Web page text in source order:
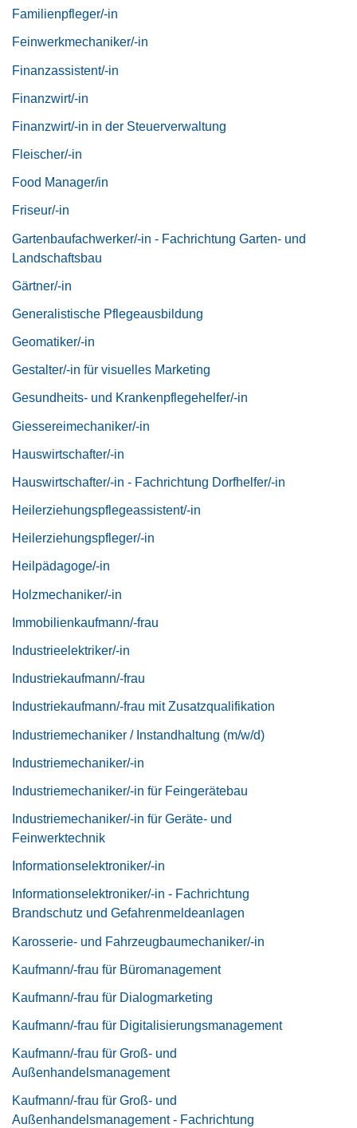
Familienpfleger/-in
Feinwerkmechaniker/-in
Finanzassistent/-in
Finanzwirt/-in
Finanzwirt/-in in der Steuerverwaltung
Fleischer/-in
Food Manager/in
Friseur/-in
Gartenbaufachwerker/-in - Fachrichtung Garten- und
Landschaftsbau
Gärtner/-in
Generalistische Pflegeausbildung
Geomatiker/-in
Gestalter/-in für visuelles Marketing
Gesundheits- und Krankenpflegehelfer/-in
Giessereimechaniker/-in
Hauswirtschafter/-in
Hauswirtschafter/-in - Fachrichtung Dorfhelfer/-in
Heilerziehungspflegeassistent/-in
Heilerziehungspfleger/-in
Heilpädagoge/-in
Holzmechaniker/-in
Immobilienkaufmann/-frau
Industrieelektriker/-in
Industriekaufmann/-frau
Industriekaufmann/-frau mit Zusatzqualifikation
Industriemechaniker / Instandhaltung (m/w/d)
Industriemechaniker/-in
Industriemechaniker/-in für Feingerätebau
Industriemechaniker/-in für Geräte- und
Feinwerktechnik
Informationselektroniker/-in
Informationselektroniker/-in - Fachrichtung
Brandschutz und Gefahrenmeldeanlagen
Karosserie- und Fahrzeugbaumechaniker/-in
Kaufmann/-frau für Büromanagement
Kaufmann/-frau für Dialogmarketing
Kaufmann/-frau für Digitalisierungsmanagement
Kaufmann/-frau für Groß- und
Außenhandelsmanagement
Kaufmann/-frau für Groß- und
Außenhandelsmanagement - Fachrichtung